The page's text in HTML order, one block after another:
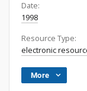
Date:
1998
Resource Type:
electronic
More